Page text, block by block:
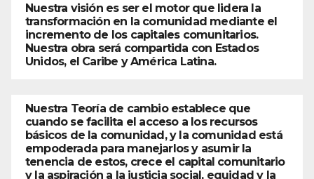
Nuestra visión es ser el motor que lidera la
transformación en la comunidad mediante el
incremento de los capitales comunitarios.
Nuestra obra será compartida con Estados
Unidos, el Caribe y América Latina.
Nuestra Teoría de cambio establece que
cuando se facilita el acceso a los recursos
básicos de la comunidad, y la comunidad está
empoderada para manejarlos y asumir la
tenencia de estos, crece el capital comunitario
y la aspiración a la justicia social, equidad y la